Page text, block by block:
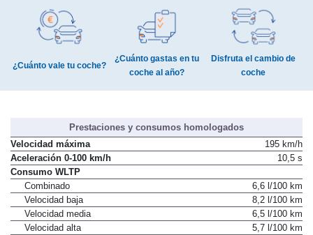
¿Cuánto vale tu coche?
¿Cuánto gastas en tu
coche al año?
Disfruta el cambio de
coche
Prestaciones y consumos homologados
Velocidad máxima
195 km/h
Aceleración 0-100 km/h
10,5 s
Consumo WLTP
Combinado
6,6 l/100 km
Velocidad baja
8,2 l/100 km
Velocidad media
6,5 l/100 km
Velocidad alta
5,7 l/100 km